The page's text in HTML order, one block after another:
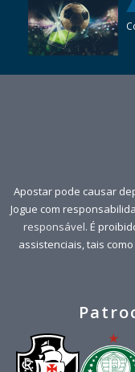
Apostar pode causar
Jogue com
responsável. É
assistenciais, tais